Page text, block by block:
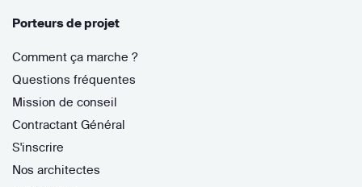
Porteurs de projet
Comment ça marche ?
Questions fréquentes
Mission de conseil
Contractant Général
S'inscrire
Nos architectes